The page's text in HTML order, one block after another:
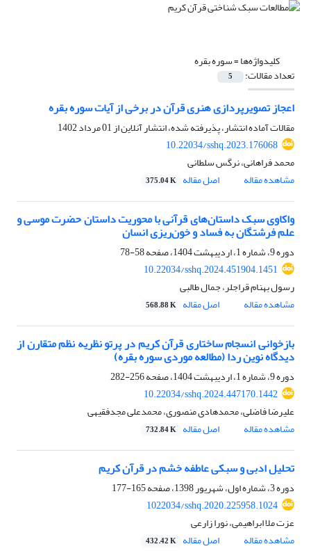
کلیدواژه‌ها =سوره بقره
تعداد مقالات: 5
اعجاز تصویرپردازی هنری قرآن در برخی از آیات سوره بقره
مقالات آماده انتشار، پذیرفته شده، انتشار آنلاین از01 مرداد 1402
10.22034/sshq.2023.176068
محمد فراهانی، نرگس سلطانی
مشاهده مقاله
اصل مقاله 375.04 K
واکاوی سبک داستان‌های قرآنی با محوریت داستان حضرت موسی و
علم فرشتگان به فساد و خون‌ریزی انسان
دوره 9، شماره 1، اردیبهشت 1404، صفحه
58-78
10.22034/sshq.2024.451904.1451
رسول بهنام قراجلر، جمال طالبی
مشاهده مقاله
اصل مقاله 568.88 K
بازخوانی انسجام ساختاری قرآن کریم در پرتو نظریه نظم متقارن از
دیدگاه نوین ردا (مطالعه موردی سوره بقره)
دوره 9، شماره 1، اردیبهشت 1404، صفحه
256-282
10.22034/sshq.2024.447170.1442
علیرضا فاضلی، محمدهادی منصوری، محمدعلی مجدفقیهی
مشاهده مقاله
اصل مقاله 732.84 K
تحلیل ادبی و سبکی عاطفه خشم در قرآن کریم
دوره 3، شماره اول، شهریور 1398، صفحه
165-177
1022034/sshq.2020.225958.1024
عزت ملا ابراهیمی، نورا زارعی
مشاهده مقاله
اصل مقاله 432.42 K